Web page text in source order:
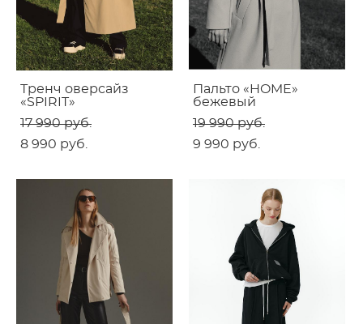
Тренч оверсайз
«SPIRIT»
17 990 pуб.
8 990 pуб.
Пальто «HOME»
бежевый
19 990 pуб.
9 990 pуб.